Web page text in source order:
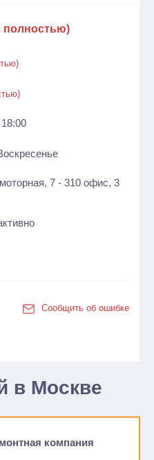
полностью)
7 - 310 офис, 3
Сообщить об ошибке
в Москве
компания